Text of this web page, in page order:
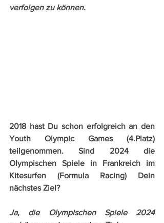
verfolgen zu können.
2018 hast Du schon erfolgreich an den
Youth Olympic Games (4.Platz)
teilgenommen. Sind 2024 die
Olympischen Spiele in Frankreich im
Kitesurfen (Formula Racing) Dein
nächstes Ziel?
Ja, die Olympischen Spiele 2024